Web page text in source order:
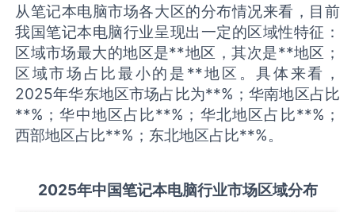
从笔记本电脑市场各大区的分布情况来看，目前
我国笔记本电脑行业呈现出一定的区域性特征：
区域市场最大的地区是**地区，其次是**地区；
区域市场占比最小的是**地区。具体来看，
2025年华东地区市场占比为**%；华南地区占比
**%；华中地区占比**%；华北地区占比**%；
西部地区占比**%；东北地区占比**%。
2025年中国笔记本电脑行业市场区域分布